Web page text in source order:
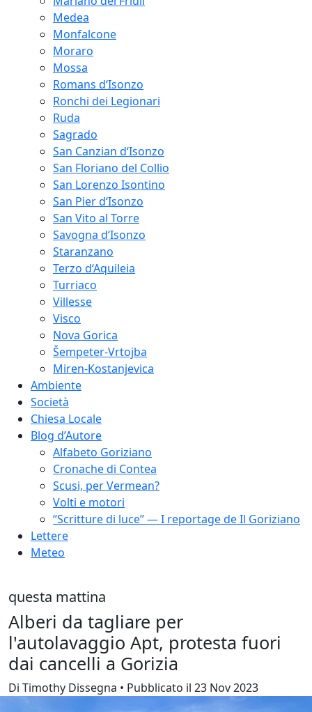
Medea
Monfalcone
Moraro
Mossa
Romans d‘Isonzo
Ronchi dei Legionari
Ruda
Sagrado
San Canzian d‘Isonzo
San Floriano del Collio
San Lorenzo Isontino
San Pier d‘Isonzo
San Vito al Torre
Savogna d‘Isonzo
Staranzano
Terzo d‘Aquileia
Turriaco
Villesse
Visco
Nova Gorica
Šempeter-Vrtojba
Miren-Kostanjevica
Ambiente
Società
Chiesa Locale
Blog d’Autore
Alfabeto Goriziano
Cronache di Contea
Scusi, per Vermean?
Volti e motori
“Scritture di luce” — I reportage de Il Goriziano
Lettere
Meteo
questa mattina
Alberi da tagliare per
l'autolavaggio Apt, protesta fuori
dai cancelli a Gorizia
Di Timothy Dissegna • Pubblicato il 23 Nov 2023